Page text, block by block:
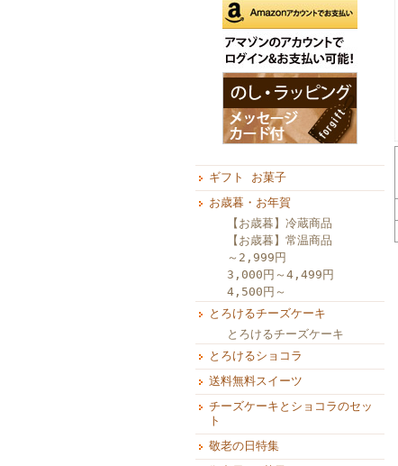
ギフト お菓子
お歳暮・お年賀
【お歳暮】冷蔵商品
【お歳暮】常温商品
～2,999円
3,000円～4,499円
4,500円～
とろけるチーズケーキ
とろけるチーズケーキ
とろけるショコラ
送料無料スイーツ
チーズケーキとショコラのセッ
ト
敬老の日特集